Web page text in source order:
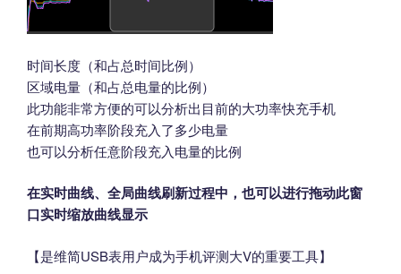
时间长度（和占总时间比例）
区域电量（和占总电量的比例）
此功能非常方便的可以分析出目前的大功率快充手机
在前期高功率阶段充入了多少电量
也可以分析任意阶段充入电量的比例
在实时曲线、全局曲线刷新过程中，也可以进行拖动此窗
口实时缩放曲线显示
【是维简USB表用户成为手机评测大V的重要工具】